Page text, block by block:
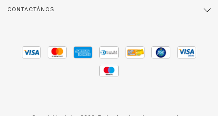
CONTACTÁNOS